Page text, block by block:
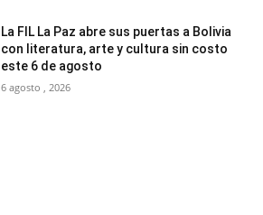
La FIL La Paz abre sus puertas a Bolivia
con literatura, arte y cultura sin costo
este 6 de agosto
6 agosto , 2026